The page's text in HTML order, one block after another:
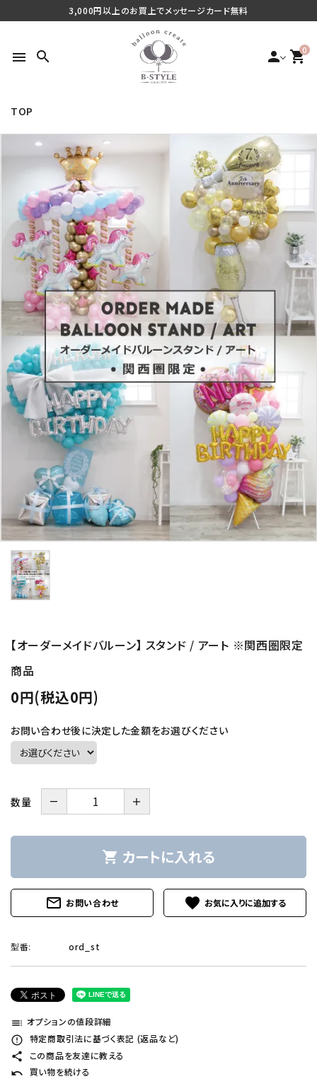
3,000円以上のお買上でメッセージカード無料
menu search person 0
shopping_cart
最近チェックした商品
ご利用シーンから探す
商品タイプから探す
価格から探す
コンテンツ
ガイドライン
ACCOUNT MENU
ようこそ ゲスト 様
ログイン 新規会員登録
TOP
【オーダーメイドバルーン】 スタンド / アート ※関西圏限定
商品
0円(税込0円)
お問い合わせ後に決定した金額をお選びください
数量 － ＋
shopping_cart カートに入れる
mail_outline お問い合わせ favorite
型番: ord_st
toc オプションの値段詳細
error_outline 特定商取引法に基づく表記 (返品など)
share この商品を友達に教える
undo 買い物を続ける